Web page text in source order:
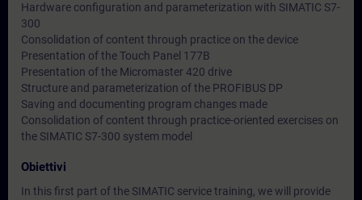
Hardware configuration and parameterization with SIMATIC S7-
300
Consolidation of content through practice on the device
Presentation of the Touch Panel 177B
Presentation of the Micromaster 420 drive
Structure and parameterization of the PROFIBUS DP
Saving and documenting program changes made
Consolidation of content through practice-oriented exercises on
the SIMATIC S7-300 system model
Obiettivi
In this first part of the SIMATIC service training, we will provide